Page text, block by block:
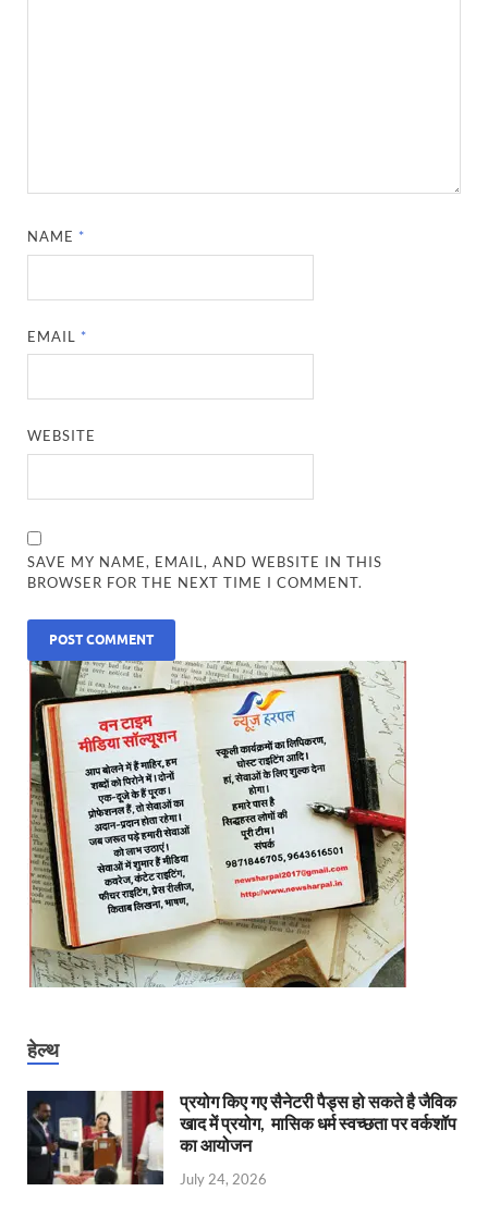
NAME *
EMAIL *
WEBSITE
SAVE MY NAME, EMAIL, AND WEBSITE IN THIS
BROWSER FOR THE NEXT TIME I COMMENT.
हेल्थ
प्रयोग किए गए सैनेटरी पैड्स हो सकते है जैविक
खाद में प्रयोग, मासिक धर्म स्वच्छता पर वर्कशॉप
का आयोजन
July 24, 2026